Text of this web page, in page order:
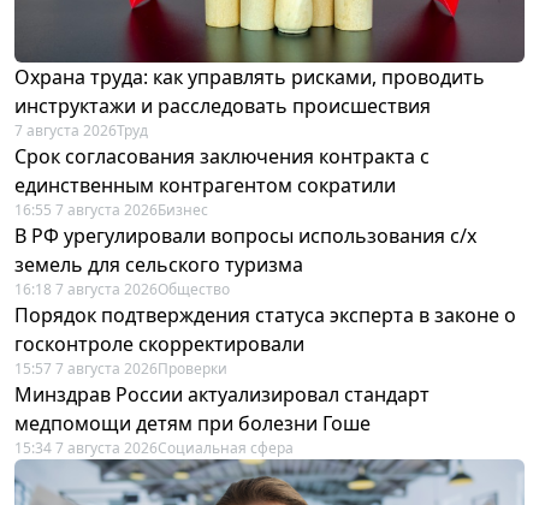
Охрана труда: как управлять рисками, проводить
инструктажи и расследовать происшествия
7 августа 2026Труд
Срок согласования заключения контракта с
единственным контрагентом сократили
16:55 7 августа 2026Бизнес
В РФ урегулировали вопросы использования с/х
земель для сельского туризма
16:18 7 августа 2026Общество
Порядок подтверждения статуса эксперта в законе о
госконтроле скорректировали
15:57 7 августа 2026Проверки
Минздрав России актуализировал стандарт
медпомощи детям при болезни Гоше
15:34 7 августа 2026Социальная сфера